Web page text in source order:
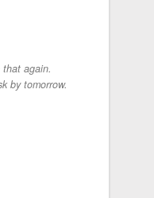
again.
by tomorrow.